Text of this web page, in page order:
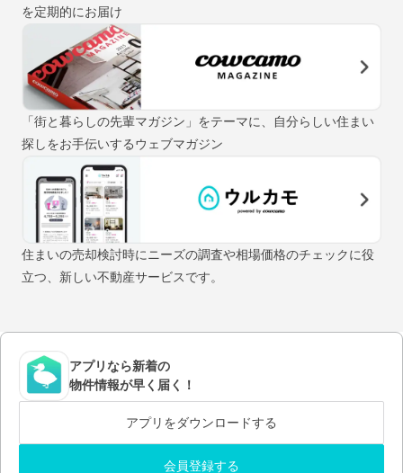
を定期的にお届け
「街と暮らしの先輩マガジン」をテーマに、自分らしい住まい
探しをお手伝いするウェブマガジン
住まいの売却検討時にニーズの調査や相場価格のチェックに役
立つ、新しい不動産サービスです。
アプリなら新着の
物件情報が早く届く！
アプリをダウンロードする
会員登録する